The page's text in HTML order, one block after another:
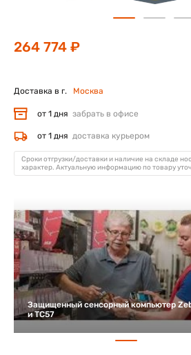
264 774 ₽
Доставка в г. Москва
от 1 дня забрать в офисе
от 1 дня доставка курьером
Сроки отгрузки/доставки и наличие на складе
характер. Актуальную информацию по товару
Защищенный сенсорный компьютер
и TC57